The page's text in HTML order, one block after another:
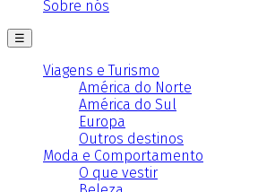
Sobre nós
☰
Viagens e Turismo
América do Norte
América do Sul
Europa
Outros destinos
Moda e Comportamento
O que vestir